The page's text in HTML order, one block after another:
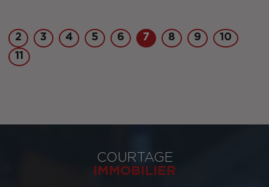
2 3 4 5 6 7 8 9
10
11
COURTAGE
IMMOBILIER